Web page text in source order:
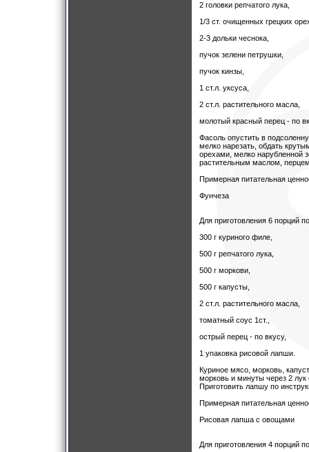
2 головки репчатого лука,
1/3 ст. очищенных грецких
2-3 дольки чеснока,
пучок зелени петрушки,
пучок кинзы,
1 ст.л. уксуса,
2 ст.л. растительного масла,
молотый красный перец - по
Фасоль опустить в
мелко нарезать, обдать
орехами, мелко нарубленной
растительным маслом,
Примерная питательная
Фунчеза
Для приготовления 6 порций
300 г куриного филе,
500 г репчатого лука,
500 г моркови,
500 г капусты,
2 ст.л. растительного масла,
томатный соус 1ст.,
острый перец - по вкусу,
1 упаковка рисовой лапши.
Куриное мясо, морковь,
морковь и минуты через 2
Приготовить лапшу по
Примерная питательная
Рисовая лапша с овощами
Для приготовления 4 порций